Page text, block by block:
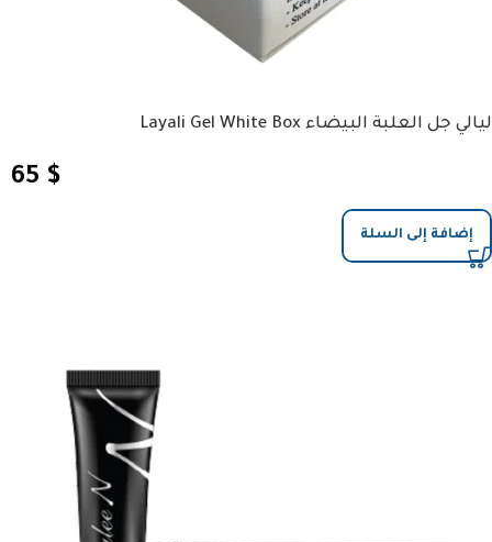
ليالي جل العلبة البيضاء Layali Gel White Box
65 $
إضافة إلى السلة